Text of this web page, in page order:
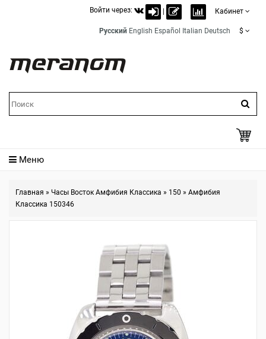
Войти через: Кабинет
Русский English Español Italian Deutsch $
Меню
Главная » Часы Восток Амфибия Классика » 150 » Амфибия
Классика 150346